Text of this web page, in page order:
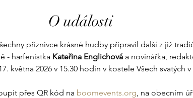
O události
příznivce krásné hudby připravil další z již
- harfenistka Kateřina Englichová a novinářka,
května 2026 v 15.30 hodin v kostele Všech svatých
přes QR kód na boomevents.org , na obecním